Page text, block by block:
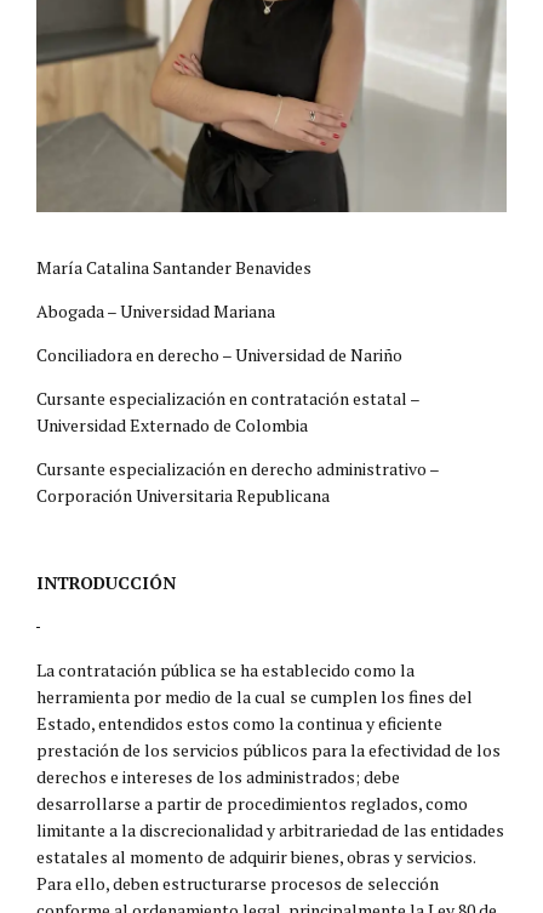
María Catalina Santander Benavides
Abogada – Universidad Mariana
Conciliadora en derecho – Universidad de Nariño
Cursante especialización en contratación estatal –
Universidad Externado de Colombia
Cursante especialización en derecho administrativo –
Corporación Universitaria Republicana
INTRODUCCIÓN
La contratación pública se ha establecido como la
herramienta por medio de la cual se cumplen los fines del
Estado, entendidos estos como la continua y eficiente
prestación de los servicios públicos para la efectividad de los
derechos e intereses de los administrados; debe
desarrollarse a partir de procedimientos reglados, como
limitante a la discrecionalidad y arbitrariedad de las entidades
estatales al momento de adquirir bienes, obras y servicios.
Para ello, deben estructurarse procesos de selección